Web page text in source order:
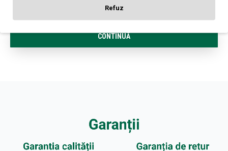
CONTINUĂ
Refuz